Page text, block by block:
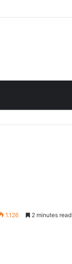
1.126 2 minutes read